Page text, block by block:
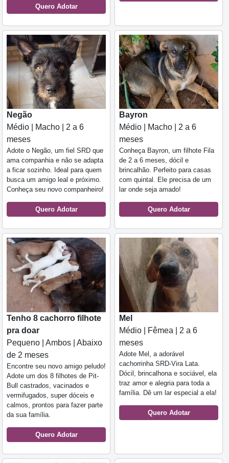
Quero Adotar
Negão
Médio | Macho | 2 a 6
meses
Adote o Negão, um fiel SRD que
ama companhia e não se adapta
a ficar sozinho. Ideal para quem
busca um amigo leal e próximo.
Conheça seu novo companheiro!
Quero Adotar
Bayron
Médio | Macho | 2 a 6
meses
Conheça Bayron, um filhote Fila
de 2 a 6 meses, dócil e
brincalhão. Perfeito para casas
com quintal. Ele precisa de um
lar onde seja amado!
Quero Adotar
Tenho 8 cachorro filhote
pra doar
Pequeno | Ambos | Abaixo
de 2 meses
Encontre seu novo amigo peludo!
Adote um dos 8 filhotes de Pit-
Bull castrados, vacinados e
vermifugados, super dóceis e
calmos, prontos para fazer parte
da sua família.
Quero Adotar
Mel
Médio | Fêmea | 2 a 6
meses
Adote Mel, a adorável
cachorrinha SRD-Vira Lata.
Dócil, brincalhona e sociável, ela
traz amor e alegria para toda a
família. Dê um lar especial a ela!
Quero Adotar